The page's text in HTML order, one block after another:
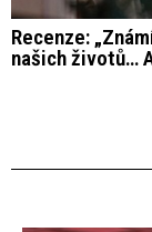
Recenze:
našich životů…